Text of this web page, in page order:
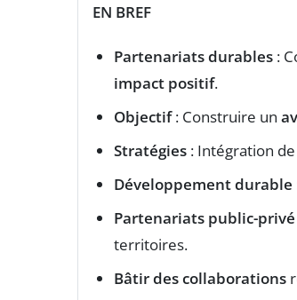
EN BREF
Partenariats durables :
impact positif.
Objectif: Construire un
Stratégies : Intégration
Développement durable
Partenariats public-privé
territoires.
Bâtir des collaborations